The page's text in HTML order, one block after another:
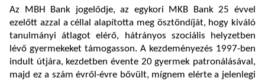
Az MBH Bank jogelődje, az egykori MKB Bank 25 évvel
ezelőtt azzal a céllal alapította meg ösztöndíját, hogy kiváló
tanulmányi átlagot elérő, hátrányos szociális helyzetben
lévő gyermekeket támogasson. A kezdeményezés 1997-ben
indult útjára, kezdetben évente 20 gyermek patronálásával,
majd ez a szám évről-évre bővült, mígnem elérte a jelenlegi